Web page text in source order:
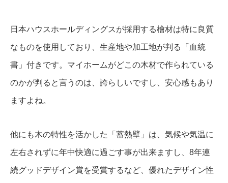
日本ハウスホールディングスが採用する檜材は特に良質
なものを使用しており、生産地や加工地が判る「血統
書」付きです。マイホームがどこの木材で作られている
のかが判ると言うのは、誇らしいですし、安心感もあり
ますよね。
他にも木の特性を活かした「蓄熱壁」は、気候や気温に
左右されずに年中快適に過ごす事が出来ますし、8年連
続グッドデザイン賞を受賞するなど、優れたデザイン性